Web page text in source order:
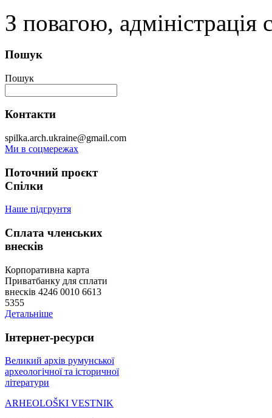
З повагою, адміністрація
Пошук
Пошук
Контакти
spilka.arch.ukraine@gmail.com
Ми в соцмережах
Поточний проєкт
Спілки
Наше підгрунтя
Сплата членських
внесків
Корпоративна карта
Приватбанку для сплати
внесків 4246 0010 6613
5355
Детальніше
Інтернет-ресурси
Великий архів румунської
археологічної та історичної
літератури
ARHEOLOŠKI VESTNIK